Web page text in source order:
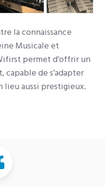
la connaissance
Musicale et
permet d’offrir un
capable de s’adapter
lieu aussi prestigieux.